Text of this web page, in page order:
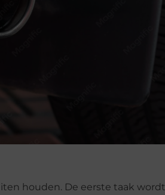
houden. De eerste taak wordt